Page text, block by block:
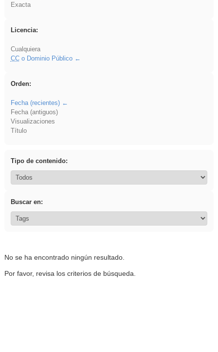
Exacta
Licencia:
Cualquiera
CCo Dominio Público
Orden:
Fecha (recientes)
Fecha (antiguos)
Visualizaciones
Título
Tipo de contenido:
Buscar en:
No se ha encontrado ningún resultado.
Por favor, revisa los criterios de búsqueda.